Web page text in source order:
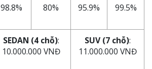
98.8% 80% 95.9% 99.5%
SEDAN (4 chỗ):
10.000.000 VNĐ
SUV (7 chỗ):
11.000.000 VNĐ